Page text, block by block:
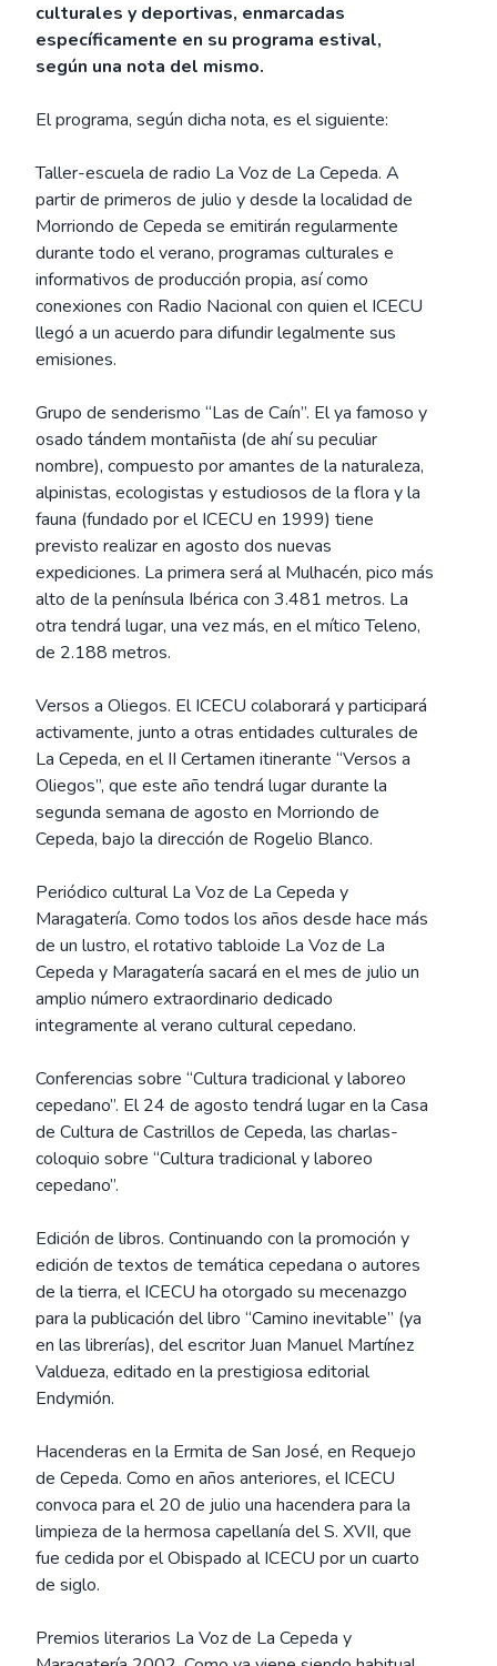
culturales y deportivas, enmarcadas
específicamente en su programa estival,
según una nota del mismo.
El programa, según dicha nota, es el siguiente:
Taller-escuela de radio La Voz de La Cepeda. A
partir de primeros de julio y desde la localidad de
Morriondo de Cepeda se emitirán regularmente
durante todo el verano, programas culturales e
informativos de producción propia, así como
conexiones con Radio Nacional con quien el ICECU
llegó a un acuerdo para difundir legalmente sus
emisiones.
Grupo de senderismo “Las de Caín”. El ya famoso y
osado tándem montañista (de ahí su peculiar
nombre), compuesto por amantes de la naturaleza,
alpinistas, ecologistas y estudiosos de la flora y la
fauna (fundado por el ICECU en 1999) tiene
previsto realizar en agosto dos nuevas
expediciones. La primera será al Mulhacén, pico más
alto de la península Ibérica con 3.481 metros. La
otra tendrá lugar, una vez más, en el mítico Teleno,
de 2.188 metros.
Versos a Oliegos. El ICECU colaborará y participará
activamente, junto a otras entidades culturales de
La Cepeda, en el II Certamen itinerante “Versos a
Oliegos”, que este año tendrá lugar durante la
segunda semana de agosto en Morriondo de
Cepeda, bajo la dirección de Rogelio Blanco.
Periódico cultural La Voz de La Cepeda y
Maragatería. Como todos los años desde hace más
de un lustro, el rotativo tabloide La Voz de La
Cepeda y Maragatería sacará en el mes de julio un
amplio número extraordinario dedicado
integramente al verano cultural cepedano.
Conferencias sobre “Cultura tradicional y laboreo
cepedano”. El 24 de agosto tendrá lugar en la Casa
de Cultura de Castrillos de Cepeda, las charlas-
coloquio sobre “Cultura tradicional y laboreo
cepedano”.
Edición de libros. Continuando con la promoción y
edición de textos de temática cepedana o autores
de la tierra, el ICECU ha otorgado su mecenazgo
para la publicación del libro “Camino inevitable” (ya
en las librerías), del escritor Juan Manuel Martínez
Valdueza, editado en la prestigiosa editorial
Endymión.
Hacenderas en la Ermita de San José, en Requejo
de Cepeda. Como en años anteriores, el ICECU
convoca para el 20 de julio una hacendera para la
limpieza de la hermosa capellanía del S. XVII, que
fue cedida por el Obispado al ICECU por un cuarto
de siglo.
Premios literarios La Voz de La Cepeda y